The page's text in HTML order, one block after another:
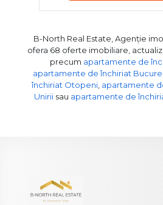
B-North Real Estate, Agenție
ofera 68 oferte imobiliare,
precum apartamente de
apartamente de închiriat
închiriat Otopeni, apartamente
Unirii sau apartamente de